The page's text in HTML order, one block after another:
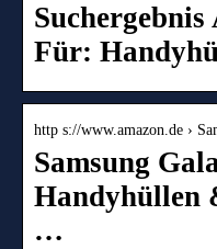
Für:
http s://www.amazon.de ›
Samsung
Handyhüllen
…